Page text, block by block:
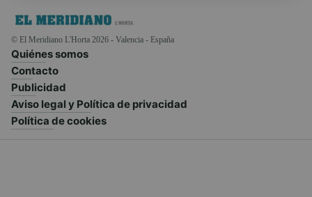
© El Meridiano L'Horta 2026 - Valencia - España
Quiénes somos
Contacto
Publicidad
Aviso legal y Política de privacidad
Política de cookies